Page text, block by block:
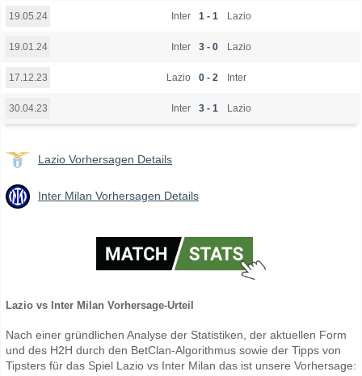
19.05.24 Inter 1 - 1 Lazio
19.01.24 Inter 3 - 0 Lazio
17.12.23 Lazio 0 - 2 Inter
30.04.23 Inter 3 - 1 Lazio
Lazio Vorhersagen Details
Inter Milan Vorhersagen Details
Lazio vs Inter Milan Vorhersage-Urteil
Nach einer gründlichen Analyse der Statistiken, der aktuellen Form
und des H2H durch den BetClan-Algorithmus sowie der Tipps von
Tipsters für das Spiel Lazio vs Inter Milan das ist unsere Vorhersage: